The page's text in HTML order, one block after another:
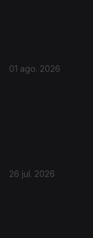
01 ago. 2026
26 jul. 2026